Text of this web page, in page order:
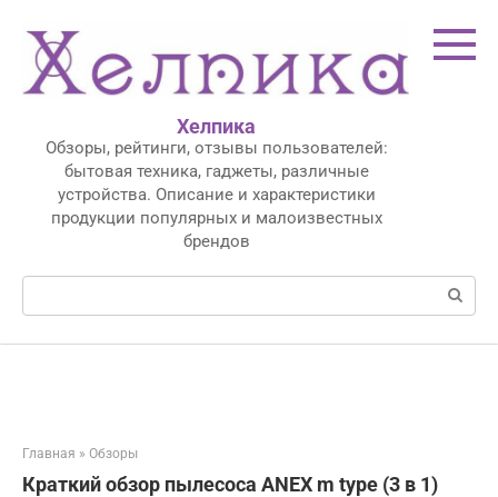
контенту
Хелпика
Обзоры, рейтинги, отзывы пользователей:
бытовая техника, гаджеты, различные
устройства. Описание и характеристики
продукции популярных и малоизвестных
брендов
Поиск:
Главная » Обзоры
Краткий обзор пылесоса ANEX m type (3 в 1)